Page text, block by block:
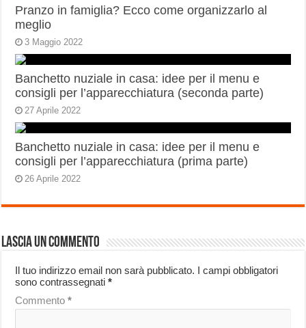
Pranzo in famiglia? Ecco come organizzarlo al
meglio
3 Maggio 2022
Banchetto nuziale in casa: idee per il menu e
consigli per l’apparecchiatura (seconda parte)
27 Aprile 2022
Banchetto nuziale in casa: idee per il menu e
consigli per l’apparecchiatura (prima parte)
26 Aprile 2022
Lascia un commento
Il tuo indirizzo email non sarà pubblicato. I campi obbligatori
sono contrassegnati*
Commento*